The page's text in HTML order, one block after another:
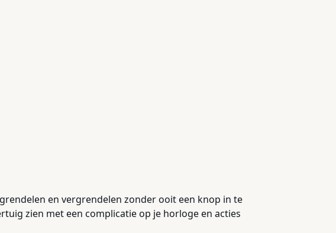
en vergrendelen zonder ooit een knop in te
zien met een complicatie op je horloge en acties